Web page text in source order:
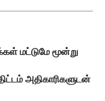
மட்டுமே மூன்று
அதிகாரிகளுடன்